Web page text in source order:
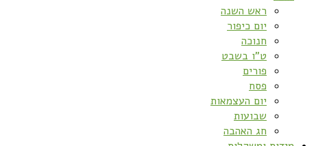
ראש השנה
יום כיפור
חנוכה
ט”ו בשבט
פורים
פסח
יום העצמאות
שבועות
חג האהבה